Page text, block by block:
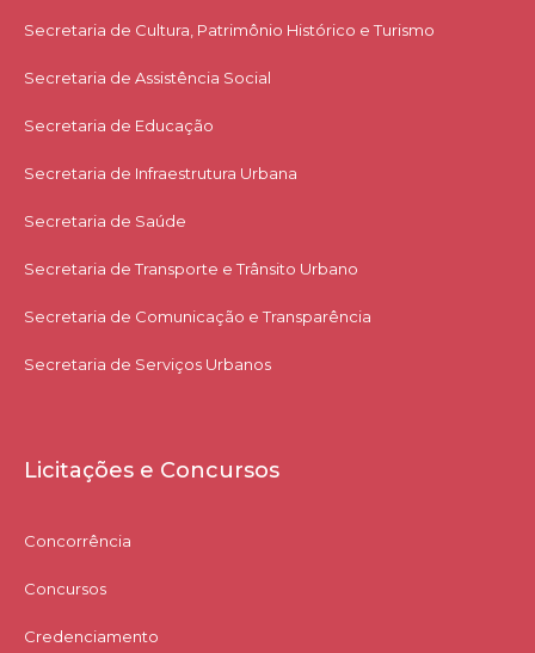
Secretaria de Cultura, Patrimônio Histórico e Turismo
Secretaria de Assistência Social
Secretaria de Educação
Secretaria de Infraestrutura Urbana
Secretaria de Saúde
Secretaria de Transporte e Trânsito Urbano
Secretaria de Comunicação e Transparência
Secretaria de Serviços Urbanos
Licitações e Concursos
Concorrência
Concursos
Credenciamento